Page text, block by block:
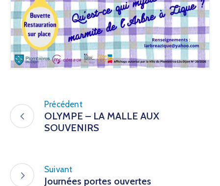
Précédent
OLYMPE – LA MALLE AUX
SOUVENIRS
Suivant
Journées portes ouvertes